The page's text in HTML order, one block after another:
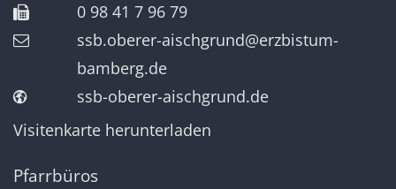
0 98 41 7 96 79
ssb.oberer-aischgrund@erzbistum-
bamberg.de
ssb-oberer-aischgrund.de
Visitenkarte herunterladen
Pfarrbüros